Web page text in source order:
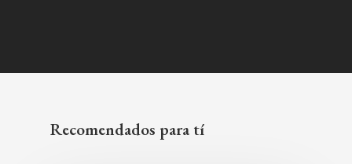
Recomendados para tí